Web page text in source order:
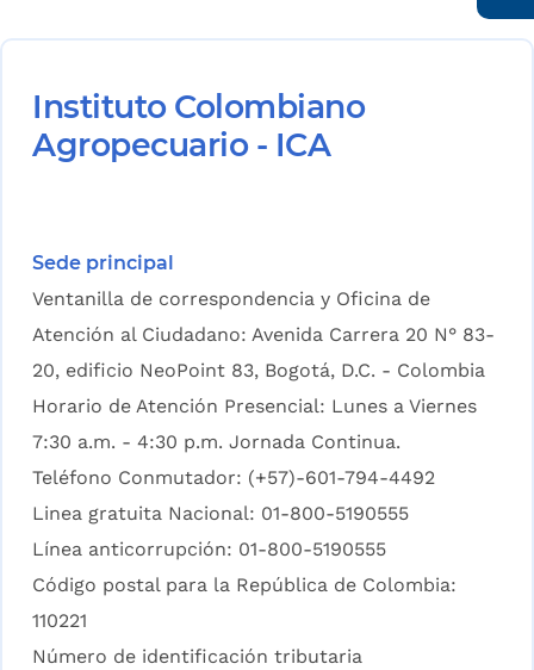
Instituto Colombiano
Agropecuario - ICA
Sede principal
Ventanilla de correspondencia y Oficina de
Atención al Ciudadano: Avenida Carrera 20 N° 83-
20, edificio NeoPoint 83, Bogotá, D.C. - Colombia
Horario de Atención Presencial: Lunes a Viernes
7:30 a.m. - 4:30 p.m. Jornada Continua.
Teléfono Conmutador: (+57)-601-794-4492
Linea gratuita Nacional: 01-800-5190555
Línea anticorrupción: 01-800-5190555
Código postal para la República de Colombia:
110221
Número de identificación tributaria